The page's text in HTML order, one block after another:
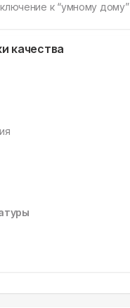
к “умному дому”
качества